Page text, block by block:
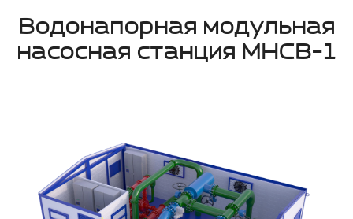
Водонапорная модульная
насосная станция МНСВ-1